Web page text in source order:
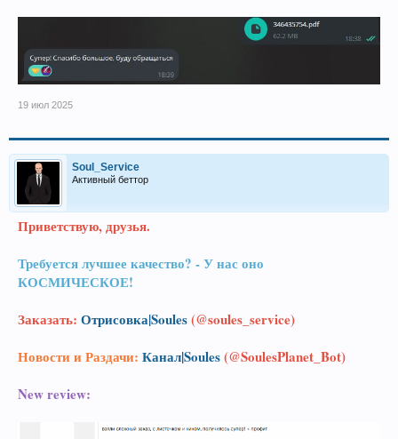
19 июл 2025
Soul_Service
Активный беттор
Приветствую, друзья.
Требуется лучшее качество? - У нас оно
КОСМИЧЕСКОЕ!
Заказать: Отрисовка|Soules(@soules_service)
Новости и Раздачи: Канал|Soules(@SoulesPlanet_Bot)
New review: